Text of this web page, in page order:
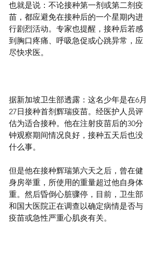
也就是说：不论接种第一剂或第二剂疫
苗，都应避免在接种后的一个星期内进
行剧烈活动。专家也提醒，接种后若感
到胸口疼痛、呼吸急促或心跳异常，应
尽快求医。
据新加坡卫生部透露：这名少年是在6月
27日接种首剂辉瑞疫苗。经医护人员评
估为适合接种。他在注射疫苗后的30分
钟观察期间情况良好，接种五天后也没
什么事。
但是他在接种辉瑞第六天之后，曾在健
身房举重，所使用的重量超过他自身体
重。然后昏倒心脏骤停，目前，卫生部
和国大医院正在调查以确定病情是否与
疫苗或急性严重心肌炎有关。